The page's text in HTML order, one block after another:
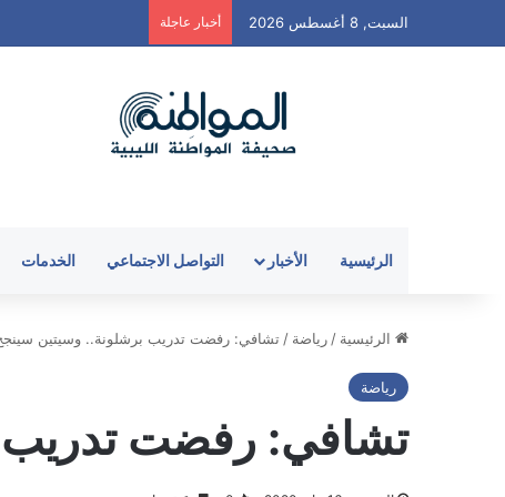
السبت, 8 أغسطس 2026 أخبار عاجلة
الرئيسية الأخبار التواصل الاجتماعي الخدمات
الرئيسية / رياضة / تشافي: رفضت تدريب برشلونة.. وسيتين
رياضة
تشافي: رفضت تدريب